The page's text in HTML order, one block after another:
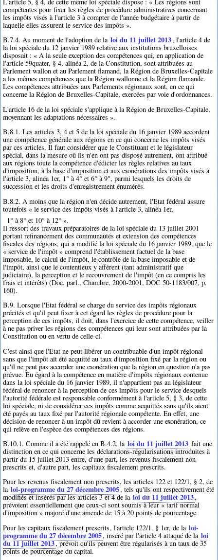
compétentes pour fixer les règles de procédure administratives concernant
les impôts visés à l'article 3 à compter de l'année budgétaire à partir de
laquelle elles assurent le service des impôts ».
B.7.4. Au moment de l'adoption de la loi du 11 juillet 2013, l'article 4 de
la loi spéciale du 12 janvier 1989 relative aux institutions bruxelloises
disposait : « A la seule exception des compétences qui, en application de
l'article 59quater, § 4, alinéa 2, de la Constitution, sont attribuées au
Parlement wallon et au Parlement flamand, la Région de Bruxelles-Capitale
a les mêmes compétences que la Région wallonne et la Région flamande.
Les compétences attribuées aux Parlements régionaux sont, en ce qui
concerne la Région de Bruxelles-Capitale, exercées par voie d'ordonnances.
L'article 16 de la loi spéciale s'applique à la Région de Bruxelles-Capitale,
moyennant les adaptations nécessaires ».
B.8.1. Les articles 3, 4 et 5 de la loi spéciale du 16 janvier 1989 accordent
une compétence générale aux régions en ce qui concerne les impôts visés
par ces articles. Il faut considérer que le Constituant et le législateur
spécial, dans la mesure où ils n'en ont pas disposé autrement, ont attribué
aux régions toute la compétence d'édicter les règles relatives au taux
d'imposition, à la base d'imposition et aux exonérations des impôts visés à
l'article 3, alinéa 1er, 1° à 4° et 6° à 9°, parmi lesquels les droits de
succession et les droits d'enregistrement énumérés.
B.8.2. A moins que la région n'en décide autrement, l'Etat fédéral assure
toutefois « le service des impôts visés à l'article 3, alinéa 1er,
1° à 8° et 10° à 12° ».
Il ressort des travaux préparatoires de la loi spéciale du 13 juillet 2001
portant refinancement des communautés et extension des compétences
fiscales des régions, qui a modifié la loi spéciale du 16 janvier 1989, que le
« service de l'impôt » comprend l'établissement factuel de la base
imposable, le calcul de l'impôt, le contrôle de la base imposable et de
l'impôt, ainsi que le contentieux y afférent (tant administratif que
judiciaire), la perception et le recouvrement de l'impôt (en ce compris les
frais et intérêts) (Doc. parl., Chambre, 2000-2001, DOC 50-1183/007, p.
160).
B.9. Lorsque l'Etat fédéral se charge du service des impôts régionaux
précités et qu'il peut fixer à cet égard les règles de procédure pour la
perception de ces impôts, il doit, dans l'exercice de cette compétence, veiller
à ne pas priver les régions des compétences qui leur sont attribuées par la
Constitution ou en vertu de celle-ci.
C'est ainsi que l'Etat ne peut libérer un contribuable d'un impôt régional
sans que l'impôt ait été acquitté au taux d'imposition fixé par la région ou
qu'il ne peut pas accorder une exonération que la région en question n'a pas
prévue. Eu égard à la compétence en matière d'impôts régionaux contenue
dans la loi spéciale du 16 janvier 1989, il n'appartient pas au législateur
fédéral de renoncer à la perception de ces impôts pour le service desquels
l'autorité fédérale est responsable conformément à l'article 5, § 3, de cette
loi spéciale, ni de considérer ces impôts comme acquittés sans qu'ils aient
été payés au taux fixé par l'autorité régionale compétente. En effet, une
décision de renoncer à un impôt dû revient à accorder une exonération, ce
qui relève en l'espèce des compétences des régions.
B.10.1. Comme il a été rappelé en B.4.2, la loi du 11 juillet 2013 fait une
distinction en ce qui concerne les déclarations-régularisations introduites à
partir du 15 juillet 2013 entre, d'une part, les revenus fiscalement non
prescrits et, d'autre part, les capitaux fiscalement prescrits.
Pour les revenus fiscalement non prescrits, les articles 122 et 122/1, § 2, de
la loi-programme du 27 décembre 2005, tels qu'ils ont respectivement été
modifiés et insérés par les articles 3 et 4 de la loi du 11 juillet 2013,
prévoient essentiellement que ceux-ci sont soumis à leur « tarif normal
d'imposition » majoré d'une amende de 15 à 20 points de pourcentage.
Pour les capitaux fiscalement prescrits, l'article 122/1, § 1er, de la loi-
programme du 27 décembre 2005, inséré par l'article 4 attaqué de la loi
du 11 juillet 2013, prévoit qu'ils peuvent être régularisés à un taux de 35
points de pourcentage du capital.